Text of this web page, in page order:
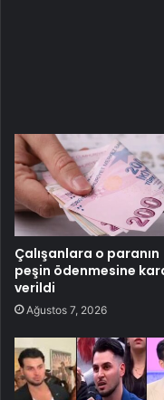
Çalışanlara o paranın
peşin ödenmesine
verildi
Ağustos 7, 2026